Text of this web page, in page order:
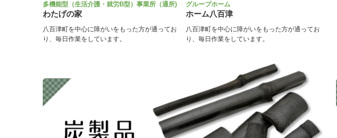
多機能型（生活介護・就労B型）事業所（通所)
わたげの家
八百津町を中心に障がいをもった方が通ってお
り、毎日作業をしています。
グループホーム
ホーム八百津
八百津町を中心に障がいをもった方が通ってお
り、毎日作業をしています。